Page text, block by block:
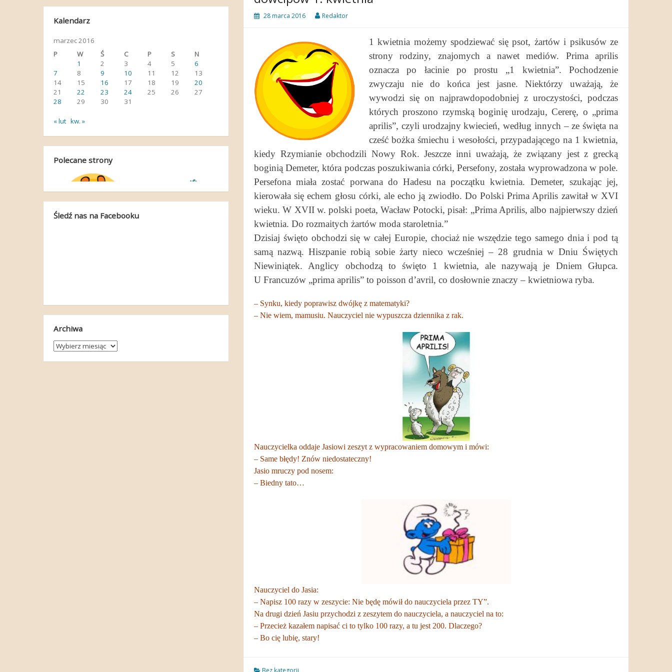
28 marca 2016 Redaktor
1 kwietnia możemy spodziewać się psot, żartów i psikusów ze
strony rodziny, znajomych a nawet mediów. Prima aprilis
oznacza po łacinie po prostu „1 kwietnia”. Pochodzenie
zwyczaju nie do końca jest jasne. Niektórzy uważają, że
wywodzi się on najprawdopodobniej z uroczystości, podczas
których proszono rzymską boginię urodzaju, Cererę, o „prima
aprilis”, czyli urodzajny kwiecień, według innych – ze święta na
cześć bożka śmiechu i wesołości, przypadającego na 1 kwietnia,
kiedy Rzymianie obchodzili Nowy Rok. Jeszcze inni uważają, że związany jest z grecką
boginią Demeter, która podczas poszukiwania córki, Persefony, została wyprowadzona w pole.
Persefona miała zostać porwana do Hadesu na początku kwietnia. Demeter, szukając jej,
kierowała się echem głosu córki, ale echo ją zwiodło. Do Polski Prima Aprilis zawitał w XVI
wieku. W XVII w. polski poeta, Wacław Potocki, pisał: „Prima Aprilis, albo najpierwszy dzień
kwietnia. Do rozmaitych żartów moda staroletnia.”
Dzisiaj święto obchodzi się w całej Europie, chociaż nie wszędzie tego samego dnia i pod tą
samą nazwą. Hiszpanie robią sobie żarty nieco wcześniej – 28 grudnia w Dniu Świętych
Niewiniątek. Anglicy obchodzą to święto 1 kwietnia, ale nazywają je Dniem Głupca.
U Francuzów „prima aprilis” to poisson d’avril, co dosłownie znaczy – kwietniowa ryba.
– Synku, kiedy poprawisz dwójkę z matematyki?
– Nie wiem, mamusiu. Nauczyciel nie wypuszcza dziennika z rak.
Nauczycielka oddaje Jasiowi zeszyt z wypracowaniem domowym i mówi:
– Same błędy! Znów niedostateczny!
Jasio mruczy pod nosem:
– Biedny tato…
Nauczyciel do Jasia:
– Napisz 100 razy w zeszycie: Nie będę mówił do nauczyciela przez TY”.
Na drugi dzień Jasiu przychodzi z zeszytem do nauczyciela, a nauczyciel na to:
– Przecież kazałem napisać ci to tylko 100 razy, a tu jest 200. Dlaczego?
– Bo cię lubię, stary!
Bez kategorii
Kalendarz
marzec 2016
P
W Ś C P S
N
1
2 3 4 5
6
7
8 9 10 11 12
13
14
15 16 17 18 19
20
21
22 23 24 25 26
27
28
29 30 31
« lut kw. »
Polecane strony
Śledź nas na Facebooku
Archiwa
Archiwa